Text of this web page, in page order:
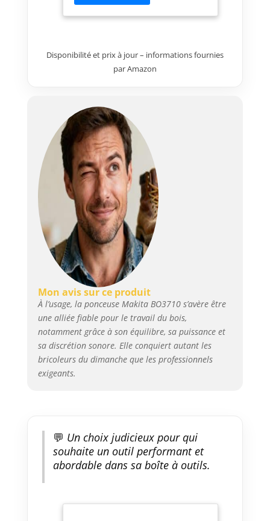
Disponibilité et prix à jour – informations fournies
par Amazon
Mon avis sur ce produit
À l’usage, la ponceuse Makita BO3710 s’avère être
une alliée fiable pour le travail du bois,
notamment grâce à son équilibre, sa puissance et
sa discrétion sonore. Elle conquiert autant les
bricoleurs du dimanche que les professionnels
exigeants.
💬 Un choix judicieux pour qui
souhaite un outil performant et
abordable dans sa boîte à outils.